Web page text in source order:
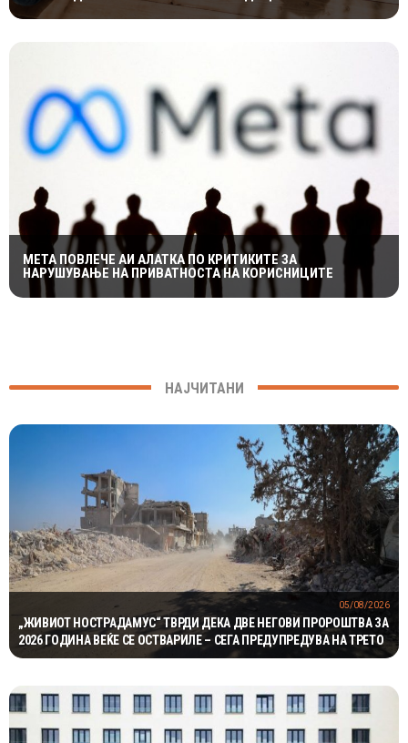
МЕТА ПОВЛЕЧЕ АИ АЛАТКА ПО КРИТИКИТЕ ЗА
НАРУШУВАЊЕ НА ПРИВАТНОСТА НА КОРИСНИЦИТЕ
НАЈЧИТАНИ
„ЖИВИОТ НОСТРАДАМУС“ ТВРДИ ДЕКА ДВЕ НЕГОВИ ПРОРОШТВА ЗА
2026 ГОДИНА ВЕЌЕ СЕ ОСТВАРИЛЕ – СЕГА ПРЕДУПРЕДУВА НА ТРЕТО
05/08/2026